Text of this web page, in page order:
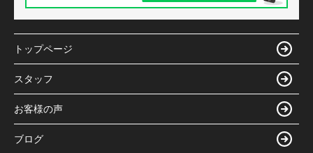
トップページ
スタッフ
お客様の声
ブログ